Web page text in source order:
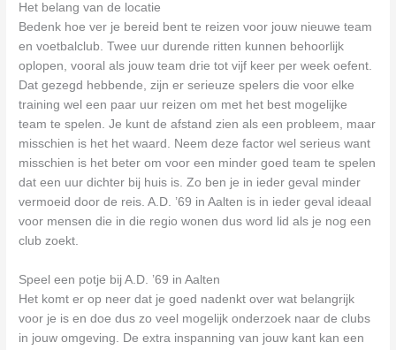
Het belang van de locatie
Bedenk hoe ver je bereid bent te reizen voor jouw nieuwe team
en voetbalclub. Twee uur durende ritten kunnen behoorlijk
oplopen, vooral als jouw team drie tot vijf keer per week oefent.
Dat gezegd hebbende, zijn er serieuze spelers die voor elke
training wel een paar uur reizen om met het best mogelijke
team te spelen. Je kunt de afstand zien als een probleem, maar
misschien is het het waard. Neem deze factor wel serieus want
misschien is het beter om voor een minder goed team te spelen
dat een uur dichter bij huis is. Zo ben je in ieder geval minder
vermoeid door de reis. A.D. ’69 in Aalten is in ieder geval ideaal
voor mensen die in die regio wonen dus word lid als je nog een
club zoekt.
Speel een potje bij A.D. ’69 in Aalten
Het komt er op neer dat je goed nadenkt over wat belangrijk
voor je is en doe dus zo veel mogelijk onderzoek naar de clubs
in jouw omgeving. De extra inspanning van jouw kant kan een